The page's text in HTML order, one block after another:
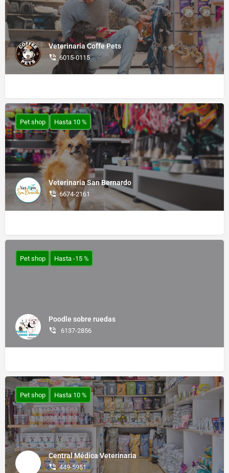
Veterinaria Coffe Pets
6015-0115
Veterinaria San Bernardo
6674-2161
Pet shop Hasta 10 %
Poodle sobre ruedas
6137-2856
Pet shop Hasta -15 %
Central Médica Veterinaria
449-5951
Pet shop Hasta 10 %